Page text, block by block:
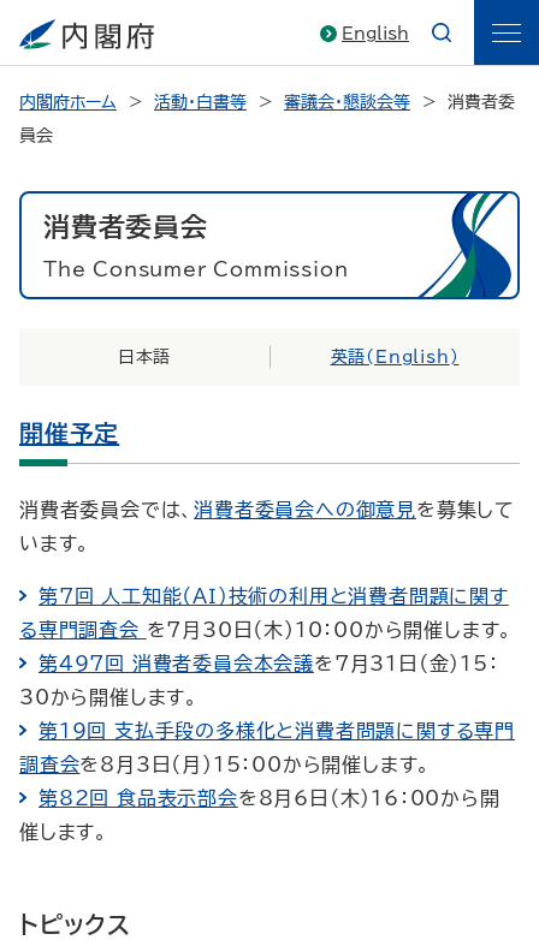
English
内閣府ホーム 活動・白書等 審議会・懇談会等
消費者委
員会
消費者委員会
The Consumer Commission
日本語 英語( English )
開催予定
消費者委員会では、消費者委員会への御意見 を募集して
います。
第7回 人工知能（ＡＩ）技術の利用と消費者問題に関す
る専門調査会 を7月30日（木）10：00から開催します。
第497回 消費者委員会本会議を7月31日（金）15：
30から開催します。
第19回 支払手段の多様化と消費者問題に関する専門
調査会を8月3日（月）15：00から開催します。
第82回 食品表示部会を8月6日（木）16：00から開
催します。
トピックス